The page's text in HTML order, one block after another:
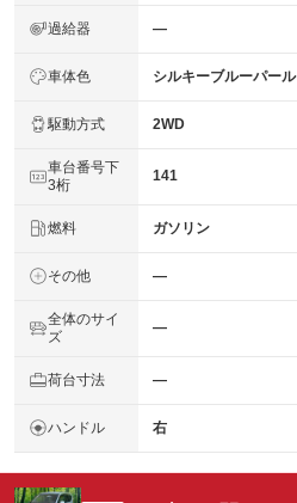
過給器 ―
車体色 シルキーブルーパール
駆動方式 2WD
車台番号下
3桁
141
燃料 ガソリン
その他 ―
全体のサイ
ズ
―
荷台寸法 ―
ハンドル 右